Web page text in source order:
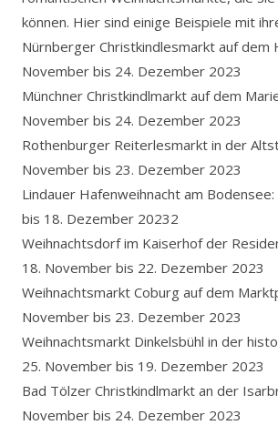
können. Hier sind einige Beispiele mit
Nürnberger Christkindlesmarkt auf dem
November bis 24. Dezember 2023
Münchner Christkindlmarkt auf dem
November bis 24. Dezember 2023
Rothenburger Reiterlesmarkt in der
November bis 23. Dezember 2023
Lindauer Hafenweihnacht am
bis 18. Dezember 20232
Weihnachtsdorf im Kaiserhof der
18. November bis 22. Dezember 2023
Weihnachtsmarkt Coburg auf dem
November bis 23. Dezember 2023
Weihnachtsmarkt Dinkelsbühl in der
25. November bis 19. Dezember 2023
Bad Tölzer Christkindlmarkt an der
November bis 24. Dezember 2023